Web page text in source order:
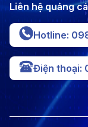
Liên hệ quảng
Hotline:
Điện thoại: